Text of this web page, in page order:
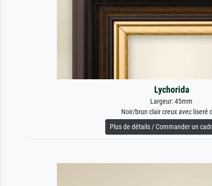
Lychorida
Largeur: 45mm
Noir/brun clair creux avec liseré
Plus de détails / Commander un